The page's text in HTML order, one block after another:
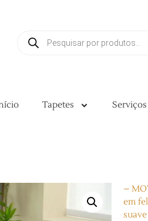
Tapetes Serviços
–
em